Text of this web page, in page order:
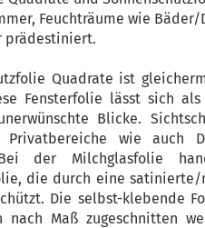
Feuchträume wie
prädestiniert.
Quadrate ist
Fensterfolie lässt sich
Blicke.
Privatbereiche wie auch
Bei der Milchglasfolie
die durch eine
Die selbst-klebende
nach Maß zugeschnitten